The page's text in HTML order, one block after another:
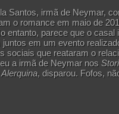
Santos, irmã de Neymar,
o romance em maio de
entanto, parece que o
em um evento
sociais que reataram o
a irmã de Neymar nos
, disparou. Fofos,